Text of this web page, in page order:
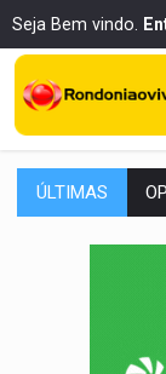
Seja Bem vindo.
ÚLTIMAS